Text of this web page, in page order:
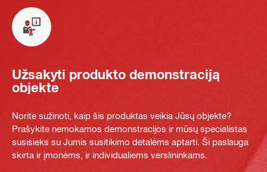
Užsakyti produkto demonstraciją
objekte
Norite sužinoti, kaip šis produktas veikia Jūsų objekte?
Prašykite nemokamos demonstracijos ir mūsų specialistas
susisieks su Jumis susitikimo detalėms aptarti. Ši paslauga
skirta ir įmonėms, ir individualiems verslininkams.